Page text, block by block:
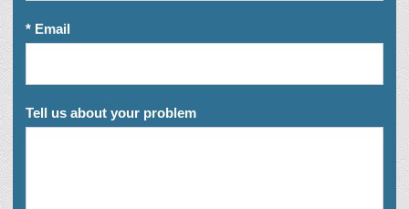
* Email
Tell us about your problem